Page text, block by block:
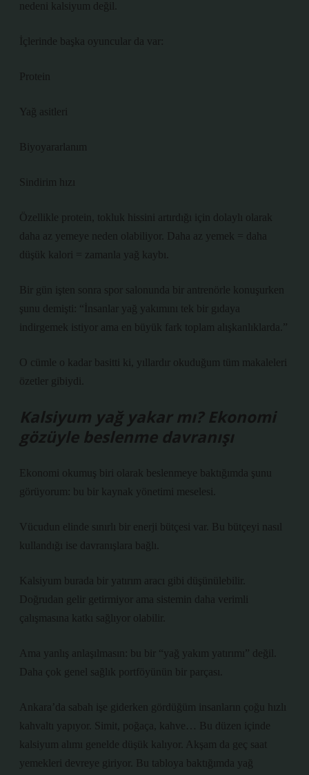
nedeni kalsiyum değil.
İçlerinde başka oyuncular da var:
Protein
Yağ asitleri
Biyoyararlanım
Sindirim hızı
Özellikle protein, tokluk hissini artırdığı için dolaylı olarak
daha az yemeye neden olabiliyor. Daha az yemek = daha
düşük kalori = zamanla yağ kaybı.
Bir gün işten sonra spor salonunda bir antrenörle konuşurken
şunu demişti: “İnsanlar yağ yakımını tek bir gıdaya
indirgemek istiyor ama en büyük fark toplam alışkanlıklarda.”
O cümle o kadar basitti ki, yıllardır okuduğum tüm makaleleri
özetler gibiydi.
Kalsiyum yağ yakar mı? Ekonomi
gözüyle beslenme davranışı
Ekonomi okumuş biri olarak beslenmeye baktığımda şunu
görüyorum: bu bir kaynak yönetimi meselesi.
Vücudun elinde sınırlı bir enerji bütçesi var. Bu bütçeyi nasıl
kullandığı ise davranışlara bağlı.
Kalsiyum burada bir yatırım aracı gibi düşünülebilir.
Doğrudan gelir getirmiyor ama sistemin daha verimli
çalışmasına katkı sağlıyor olabilir.
Ama yanlış anlaşılmasın: bu bir “yağ yakım yatırımı” değil.
Daha çok genel sağlık portföyünün bir parçası.
Ankara’da sabah işe giderken gördüğüm insanların çoğu hızlı
kahvaltı yapıyor. Simit, poğaça, kahve… Bu düzen içinde
kalsiyum alımı genelde düşük kalıyor. Akşam da geç saat
yemekleri devreye giriyor. Bu tabloya baktığımda yağ